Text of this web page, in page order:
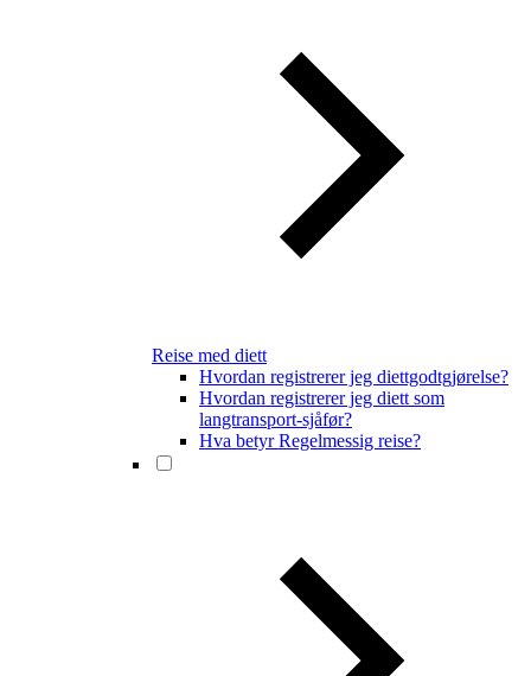
Reise med diett
Hvordan registrerer jeg diettgodtgjørelse?
Hvordan registrerer jeg diett som
langtransport-sjåfør?
Hva betyr Regelmessig reise?